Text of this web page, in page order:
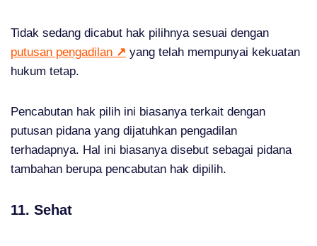
Tidak sedang dicabut hak pilihnya sesuai dengan
putusan pengadilan ↗ yang telah mempunyai kekuatan
hukum tetap.
Pencabutan hak pilih ini biasanya terkait dengan
putusan pidana yang dijatuhkan pengadilan
terhadapnya. Hal ini biasanya disebut sebagai pidana
tambahan berupa pencabutan hak dipilih.
11. Sehat